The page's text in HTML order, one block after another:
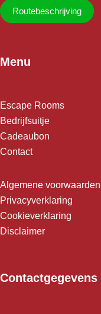
Routebeschrijving
Menu
Escape Rooms
Bedrijfsuitje
Cadeaubon
Contact
Algemene voorwaarden
Privacyverklaring
Cookieverklaring
Disclaimer
Contactgegevens